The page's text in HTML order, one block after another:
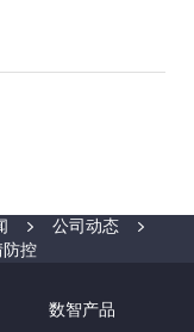
公司动态
防控
数智产品